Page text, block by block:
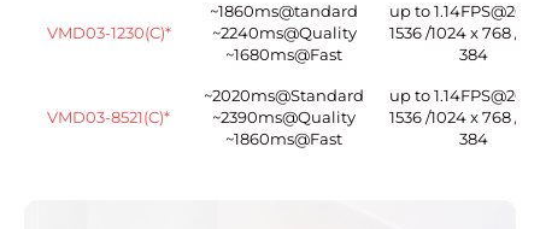
VMD03-1230(C)*
~1860ms@tandard
~2240ms@Quality
~1680ms@Fast
up to
1536 /1024 x 768 /
384
VMD03-8521(C)*
~2020ms@Standard
~2390ms@Quality
~1860ms@Fast
up to
1536 /1024 x 768 /
384